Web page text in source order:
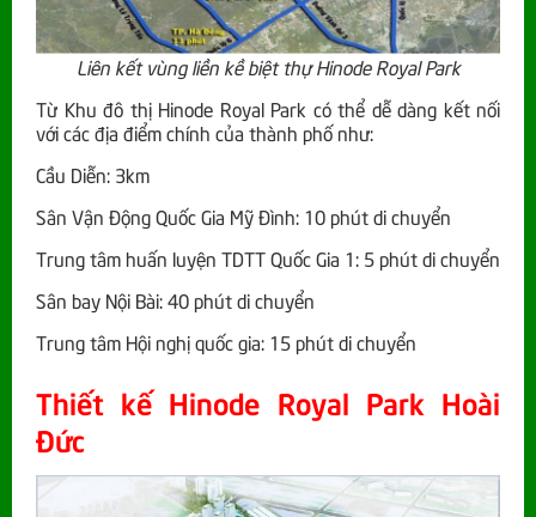
Liên kết vùng liền kề biệt thự Hinode Royal Park
Từ Khu đô thị Hinode Royal Park có thể dễ dàng kết nối
với các địa điểm chính của thành phố như:
Cầu Diễn: 3km
Sân Vận Động Quốc Gia Mỹ Đình: 10 phút di chuyển
Trung tâm huấn luyện TDTT Quốc Gia 1: 5 phút di chuyển
Sân bay Nội Bài: 40 phút di chuyển
Trung tâm Hội nghị quốc gia: 15 phút di chuyển
Thiết kế Hinode Royal Park Hoài
Đức